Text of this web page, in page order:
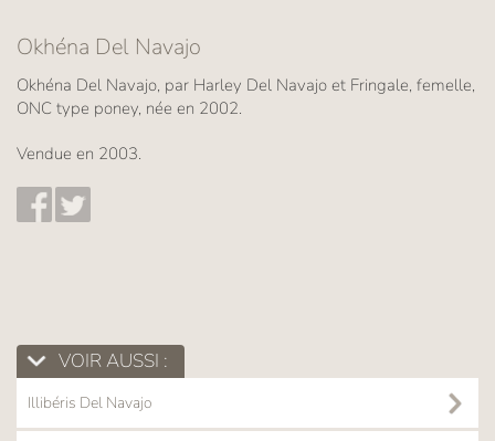
Okhéna Del Navajo
Okhéna Del Navajo, par Harley Del Navajo et Fringale, femelle,
ONC type poney, née en 2002.
Vendue en 2003.
VOIR AUSSI :
Illibéris Del Navajo